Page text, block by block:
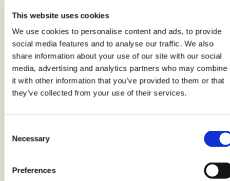
This website uses cookies
We use cookies to personalise content and ads, to provide
social media features and to analyse our traffic. We also
share information about your use of our site with our social
media, advertising and analytics partners who may combine
it with other information that you’ve provided to them or that
they’ve collected from your use of their services.
Selection
Necessary
Preferences
Puoi variare la farcia come preferisci, con salumi o con
Puoi preparare il panettone il giorno precedente e
conservarlo, una volta freddo, in un sacchetto di plastica
per alimenti in modo che non indurisca. Se l’indomani ha
perso un poco di sofficità, basta che lo passi pochi
secondi in microonde (senza eccedere) perché torni
soffice.